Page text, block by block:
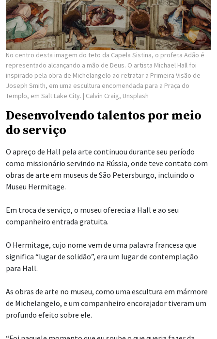
No centro desta imagem do teto da Capela Sistina, o profeta Adão é
representado alcançando a mão de Deus. O artista Michael Hall foi
inspirado pela obra de Michelangelo ao retratar a Primeira Visão de
Joseph Smith, em uma escultura encomendada para a Praça do
Templo, em Salt Lake City. | Calvin Craig, Unsplash
Desenvolvendo talentos por meio
do serviço
O apreço de Hall pela arte continuou durante seu período
como missionário servindo na Rússia, onde teve contato com
obras de arte em museus de São Petersburgo, incluindo o
Museu Hermitage.
Em troca de serviço, o museu oferecia a Hall e ao seu
companheiro entrada gratuita.
O Hermitage, cujo nome vem de uma palavra francesa que
significa “lugar de solidão”, era um lugar de contemplação
para Hall.
As obras de arte no museu, como uma escultura em mármore
de Michelangelo, e um companheiro encorajador tiveram um
profundo efeito sobre ele.